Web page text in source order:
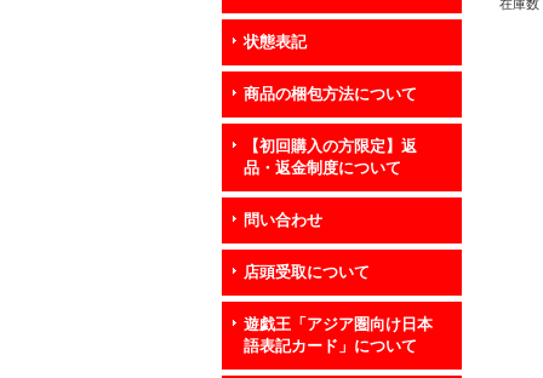
状態表記
商品の梱包方法について
【初回購入の方限定】返
品・返金制度について
問い合わせ
店頭受取について
遊戯王「アジア圏向け日本
語表記カード」について
在庫数